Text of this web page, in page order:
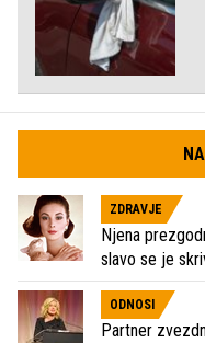
ZDRAVJE
Njena
slavo se je
ODNOSI
Partner